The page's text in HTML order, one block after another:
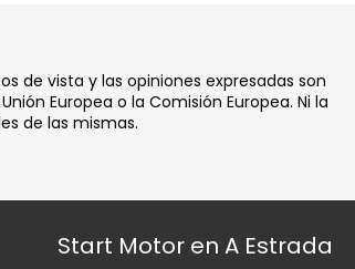
de vista y las opiniones expresadas son
Europea o la Comisión Europea. Ni la
de las mismas.
Start Motor en A Estrada